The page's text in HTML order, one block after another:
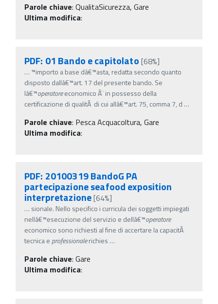
Parole chiave: QualitaSicurezza, Gare
Ultima modifica:
PDF: 01 Bando e capitolato [68%]
… ™importo a base dâ€™asta, redatta secondo quanto
disposto dallâ€™art. 17 del presente bando. Se
lâ€™operatoreeconomico Ã¨ in possesso della
certificazione di qualitÃ di cui allâ€™art. 75, comma 7, d …
Parole chiave: Pesca Acquacoltura, Gare
Ultima modifica:
PDF: 20100319 BandoG PA
partecipazione seafood exposition
interpretazione[64%]
… sionale. Nello specifico i curricula dei soggetti impiegati
nellâ€™esecuzione del servizio e dellâ€™operatore
economico sono richiesti al fine di accertare la capacitÃ
tecnica e professionalerichies …
Parole chiave: Gare
Ultima modifica: